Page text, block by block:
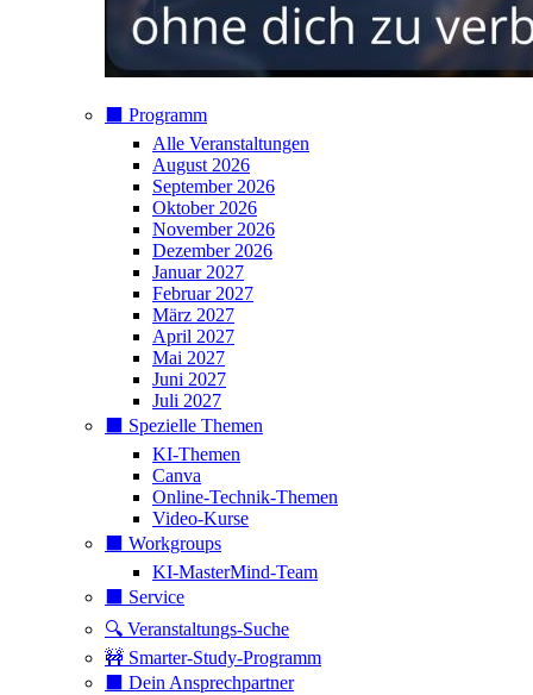
⬛️ Programm
Alle Veranstaltungen
August 2026
September 2026
Oktober 2026
November 2026
Dezember 2026
Januar 2027
Februar 2027
März 2027
April 2027
Mai 2027
Juni 2027
Juli 2027
⬛️ Spezielle Themen
KI-Themen
Canva
Online-Technik-Themen
Video-Kurse
⬛️ Workgroups
KI-MasterMind-Team
⬛️ Service
🔍 Veranstaltungs-Suche
🚧 Smarter-Study-Programm
⬛️ Dein Ansprechpartner